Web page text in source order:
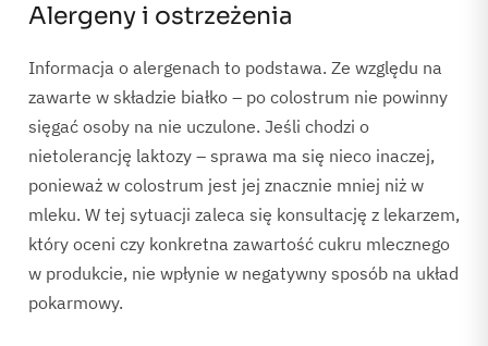
Alergeny i ostrzeżenia
Informacja o alergenach to podstawa. Ze względu na
zawarte w składzie białko – po colostrum nie powinny
sięgać osoby na nie uczulone. Jeśli chodzi o
nietolerancję laktozy – sprawa ma się nieco inaczej,
ponieważ w colostrum jest jej znacznie mniej niż w
mleku. W tej sytuacji zaleca się konsultację z lekarzem,
który oceni czy konkretna zawartość cukru mlecznego
w produkcie, nie wpłynie w negatywny sposób na układ
pokarmowy.